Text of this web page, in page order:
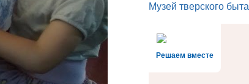
Музей тверского быта
Решаем вместе